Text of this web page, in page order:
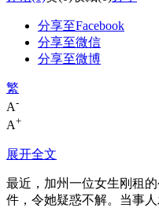
分享至Facebook
分享至微信
分享至微博
繁
A-
A+
展开全文
最近，加州一位女生刚租
件，令她疑惑不解。当事